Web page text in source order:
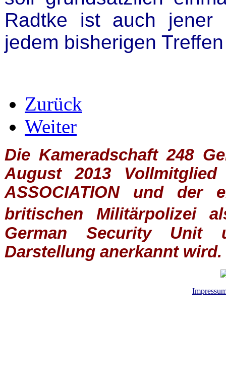
Radtke ist auch jener
jedem bisherigen
Zurück
Weiter
Die Kameradschaft 248
August 2013
ASSOCIATIONund der
britischen
Militärpolizei
German Security Unit
Darstellung anerkannt wird.